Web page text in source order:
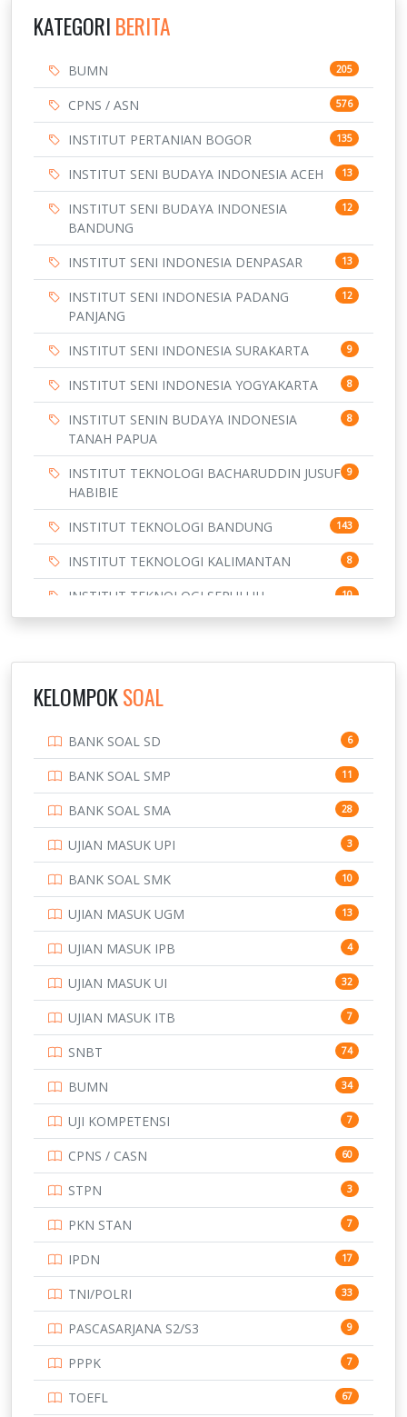
KATEGORI BERITA
BUMN 205
CPNS / ASN 576
INSTITUT PERTANIAN BOGOR 135
INSTITUT SENI BUDAYA INDONESIA ACEH 13
INSTITUT SENI BUDAYA INDONESIA
BANDUNG
12
INSTITUT SENI INDONESIA DENPASAR 13
INSTITUT SENI INDONESIA PADANG
PANJANG
12
INSTITUT SENI INDONESIA SURAKARTA 9
INSTITUT SENI INDONESIA YOGYAKARTA 8
INSTITUT SENIN BUDAYA INDONESIA
TANAH PAPUA
8
INSTITUT TEKNOLOGI BACHARUDDIN JUSUF
HABIBIE
9
INSTITUT TEKNOLOGI BANDUNG 143
INSTITUT TEKNOLOGI KALIMANTAN 8
INSTITUT TEKNOLOGI SEPULUH
NOVEMBER
10
3
169
7
PTDI STTD 4
133
SMA 146
SMK 231
SMP 134
STIP 2
153
345
UNIVERSITAS AIRLANGGA 15
16
15
15
14
14
UNIVERSITAS CENDRAWASIH 14
15
219
KELOMPOKSOAL
BANK SOAL SD 6
BANK SOAL SMP 11
BANK SOAL SMA 28
UJIAN MASUK UPI 3
BANK SOAL SMK 10
UJIAN MASUK UGM 13
UJIAN MASUK IPB 4
UJIAN MASUK UI 32
UJIAN MASUK ITB 7
SNBT 74
BUMN 34
UJI KOMPETENSI 7
CPNS / CASN 60
STPN 3
PKN STAN 7
IPDN 17
TNI/POLRI 33
PASCASARJANA S2/S3 9
PPPK 7
TOEFL 67